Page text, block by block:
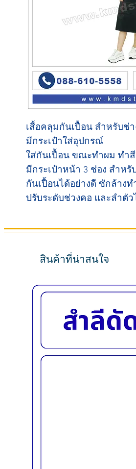
เสื้อคลุมกันเปื้อน สำหรับช่
มีกระเป๋าใส่อุปกรณ์
ใส่กันเปื้อน ขณะทำผม ทำสี
มีกระเป๋าหน้า 3 ช่อง สำห
กันเปื้อนได้อย่างดี ซักล้าง
ปรับระดับช่วงคอ และลำตัว
สินค้าที่น่าสนใจ